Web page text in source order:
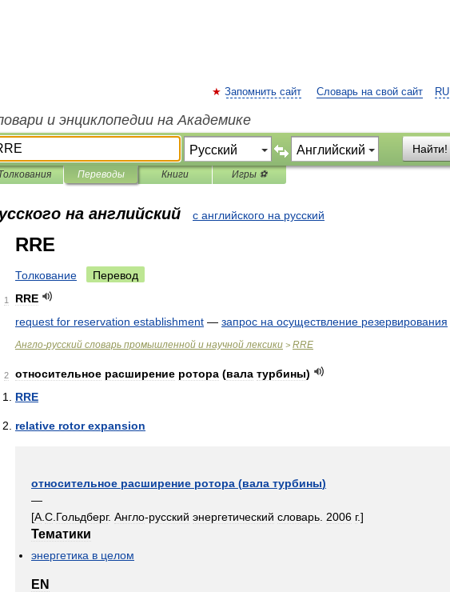
RU
Запомнить сайт Словарь на свой сайт
и энциклопедии на Академике
Найти!
Переводы Книги Игры ⚽
на английский с английского на русский
RRE
Толкование Перевод
1
RRE
request for reservation establishment — запрос на осуществление резервирования
Англо-русский словарь промышленной и научной лексики > RRE
2 относительное расширение ротора (вала турбины)
RRE
relative rotor expansion
относительное расширение ротора (вала турбины)
—
[А С Гольдберг. Англо-русский энергетический словарь 2006 г.]
Тематики
энергетика в целом
EN